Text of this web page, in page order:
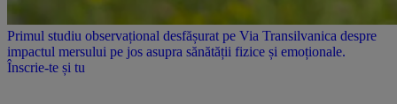
Primul studiu observațional desfășurat pe Via Transilvanica despre
impactul mersului pe jos asupra sănătății fizice și emoționale.
Înscrie-te și tu